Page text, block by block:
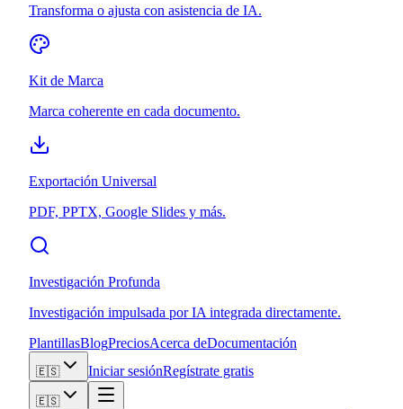
Transforma o ajusta con asistencia de IA.
Kit de Marca
Marca coherente en cada documento.
Exportación Universal
PDF, PPTX, Google Slides y más.
Investigación Profunda
Investigación impulsada por IA integrada directamente.
PlantillasBlogPreciosAcerca deDocumentación
🇪🇸 Iniciar sesiónRegístrate gratis
🇪🇸